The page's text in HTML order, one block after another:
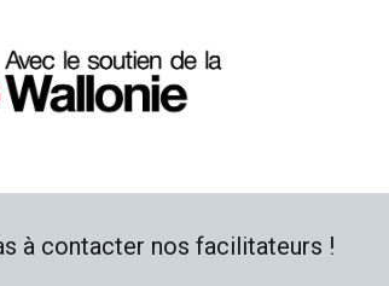
à contacter nos facilitateurs !